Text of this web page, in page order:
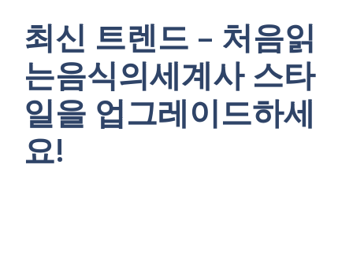
최신 트렌드 – 처음읽
는음식의세계사 스타
일을 업그레이드하세
요!